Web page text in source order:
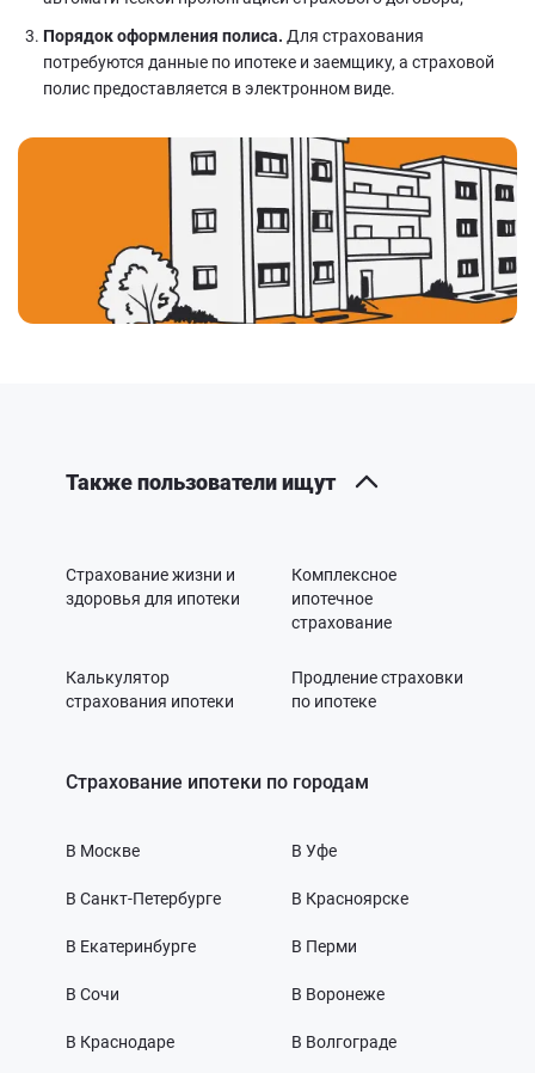
Порядок оформления полиса. Для страхования
потребуются данные по ипотеке и заемщику, а страховой
полис предоставляется в электронном виде.
Также пользователи ищут
Страхование жизни и
здоровья для ипотеки
Комплексное
ипотечное
страхование
Калькулятор
страхования ипотеки
Продление страховки
по ипотеке
Страхование ипотеки по городам
В Москве
В Санкт-Петербурге
В Екатеринбурге
В Сочи
В Краснодаре
В Уфе
В Красноярске
В Перми
В Воронеже
В Волгограде